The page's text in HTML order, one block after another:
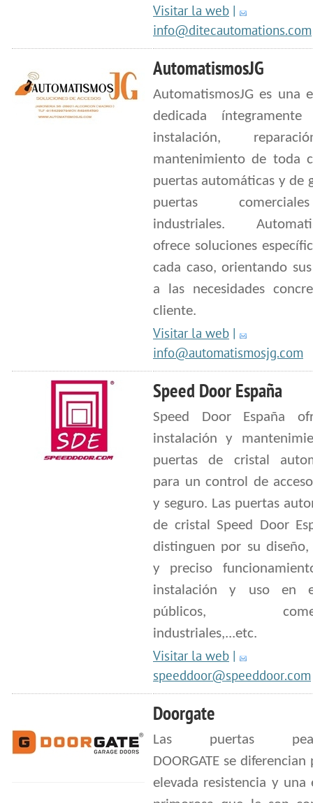
Visitar la web |
info@ditecautomations.com
AutomatismosJG
AutomatismosJG es una
dedicada
instalación,
mantenimiento de toda
puertas automáticas y de
puertas
industriales.
ofrece soluciones
cada caso, orientando
a las necesidades
cliente.
Visitar la web |
info@automatismosjg.com
Speed Door España
Speed Door España
instalación y
puertas de cristal
para un control de
y seguro. Las puertas
de cristal Speed Door
distinguen por su diseño,
y preciso
instalación y uso en
públicos,
industriales,...etc.
Visitar la web |
speeddoor@speeddoor.com
Doorgate
Las puertas
DOORGATE se
elevada resistencia y una